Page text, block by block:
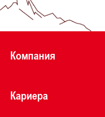
Компания
Кариера